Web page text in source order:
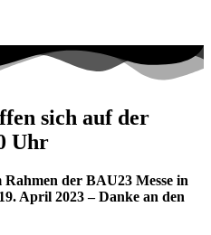
sich auf der
Uhr
der BAU23 Messe in
April 2023 – Danke an den